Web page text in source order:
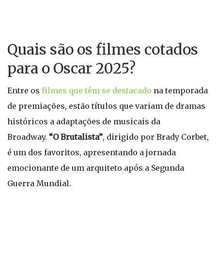
Quais são os filmes cotados
para o Oscar 2025?
Entre os filmes que têm se destacado na temporada
de premiações, estão títulos que variam de dramas
históricos a adaptações de musicais da
Broadway. “O Brutalista”, dirigido por Brady Corbet,
é um dos favoritos, apresentando a jornada
emocionante de um arquiteto após a Segunda
Guerra Mundial.